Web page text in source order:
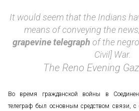
It would seem that the Indians
means of conveying the
grapevine telegraph of the
Civil] War.
The Reno Evening
Во время гражданской войны в
телеграф был основным средством связи, с